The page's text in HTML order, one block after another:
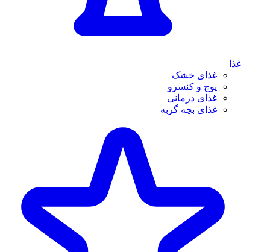
غذا
غذای خشک
پوچ و کنسرو
غذای درمانی
غذای بچه گربه